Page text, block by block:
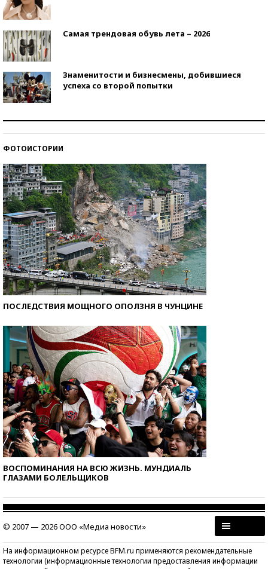
Самая трендовая обувь лета – 2026
Знаменитости и бизнесмены, добившиеся
успеха со второй попытки
ФОТОИСТОРИИ
ПОСЛЕДСТВИЯ МОЩНОГО ОПОЛЗНЯ В ЧУНЦИНЕ
ВОСПОМИНАНИЯ НА ВСЮ ЖИЗНЬ. МУНДИАЛЬ
ГЛАЗАМИ БОЛЕЛЬЩИКОВ
© 2007 — 2026 ООО «Медиа новости»
На информационном ресурсе BFM.ru применяются рекомендательные
технологии (информационные технологии предоставления информации